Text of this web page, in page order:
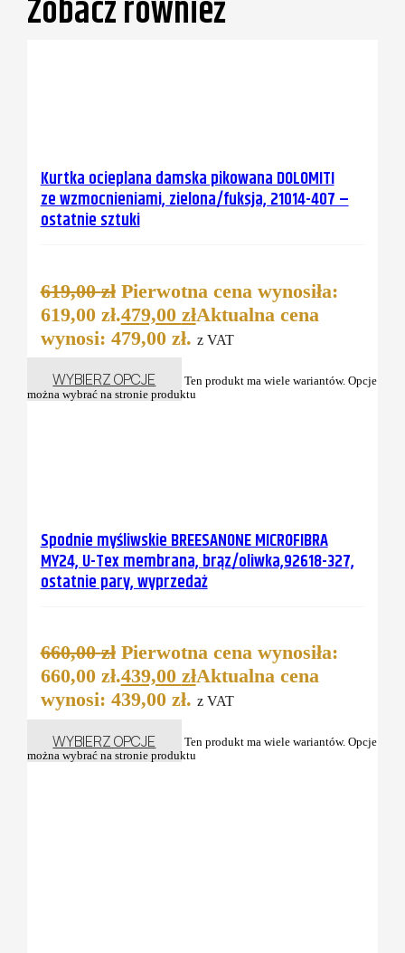
Zobacz również
Kurtka ocieplana damska pikowana DOLOMITI
ze wzmocnieniami, zielona/fuksja, 21014-407 –
ostatnie sztuki
619,00zł Pierwotna cena wynosiła:
619,00 zł.479,00 złAktualna cena
wynosi: 479,00 zł. z VAT
WYBIERZ OPCJE
Ten produkt ma wiele wariantów. Opcje
można wybrać na stronie produktu
Spodnie myśliwskie BREESANONE MICROFIBRA
MY24, U-Tex membrana, brąz/oliwka,92618-327,
ostatnie pary, wyprzedaż
660,00zł Pierwotna cena wynosiła:
660,00 zł.439,00 złAktualna cena
wynosi: 439,00 zł. z VAT
WYBIERZ OPCJE
Ten produkt ma wiele wariantów. Opcje
można wybrać na stronie produktu